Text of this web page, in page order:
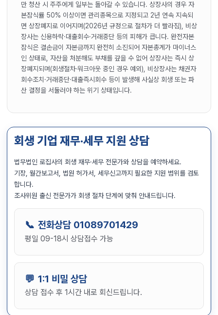
만 청산 시 주주에게 일부는 돌아갈 수 있습니다. 상장사의 경우 자
본잠식률 50% 이상이면 관리종목으로 지정되고 2년 연속 지속되
면 상장폐지로 이어지며(2026년 규정으로 절차가 더 빨라짐), 비상
장사는 신용하락·대출회수·거래중단 등의 피해가 큽니다. 완전자본
잠식은 결손금이 자본금까지 완전히 소진되어 자본총계가 마이너스
인 상태로, 자산을 처분해도 부채를 갚을 수 없어 상장사는 즉시 상
장폐지되며(회생절차·워크아웃 중인 경우 예외), 비상장사는 채권자
회수조치·거래중단·대출즉시회수 등이 발생해 사실상 회생 또는 파
산 결정을 서둘러야 하는 위기 상태입니다.
회생 기업 재무·세무 지원 상담
법무법인 로집사의 회생 재무·세무 전문가와 상담을 예약하세요.
기장, 월간보고서, 법원 허가서, 세무신고까지 필요한 지원 범위를 검토
합니다.
조사위원 출신 전문가가 회생 절차 단계에 맞춰 안내드립니다.
전화상담 01089701429
평일 09-18시 상담접수 가능
1:1 비밀 상담
상담 접수 후 1시간 내로 회신드립니다.